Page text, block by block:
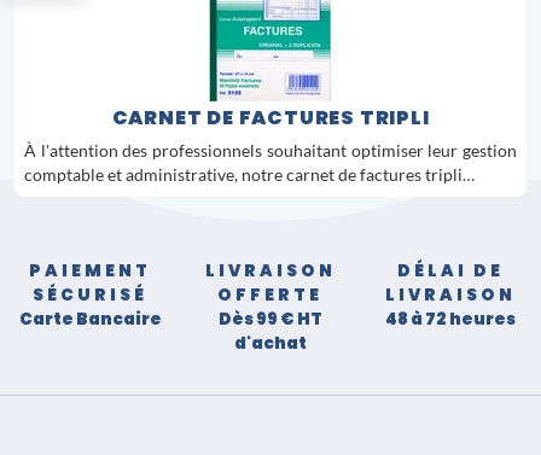
CARNET DE FACTURES TRIPLI
À l'attention des professionnels souhaitant optimiser leur gestion
comptable et administrative, notre carnet de factures tripli…
PAIEMENT
SÉCURISÉ
Carte Bancaire
LIVRAISON
OFFERTE
Dès 99 € HT
d'achat
DÉLAI DE
LIVRAISON
48 à 72 heures